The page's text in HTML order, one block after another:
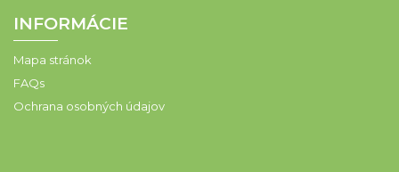
INFORMÁCIE
Mapa stránok
FAQs
Ochrana osobných údajov